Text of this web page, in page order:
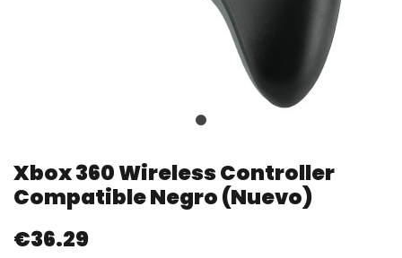
Xbox 360 Wireless Controller
Compatible Negro (nuevo)
€36.29